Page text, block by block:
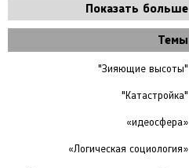
Показать больше
Темы
"Зияющие высоты"
"Катастройка"
«идеосфера»
«Логическая социология»